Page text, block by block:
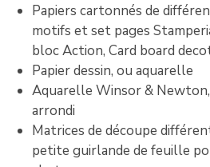
Papiers cartonnés de
motifs et set pages
bloc Action, Card board
Papier dessin, ou aquarelle
Aquarelle Winsor &
arrondi
Matrices de découpe
petite guirlande de feuille